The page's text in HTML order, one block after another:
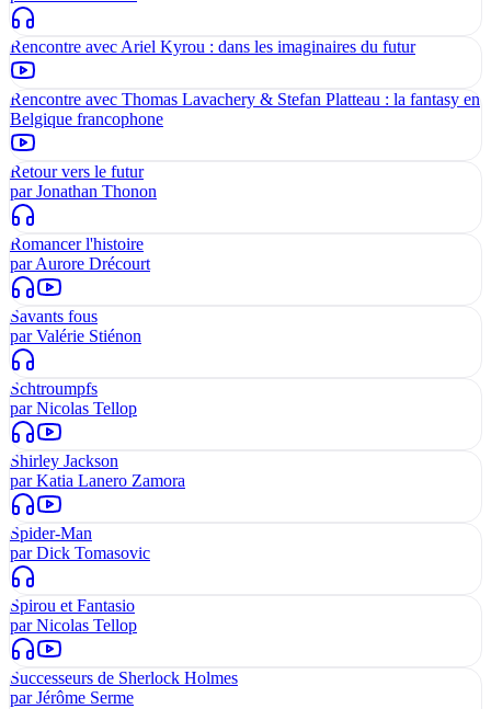
Rencontre avec Ariel Kyrou : dans les imaginaires du futur
Rencontre avec Thomas Lavachery & Stefan Platteau : la fantasy en
Belgique francophone
Retour vers le futur
parJonathan Thonon
Romancer l'histoire
parAurore Drécourt
Savants fous
parValérie Stiénon
Schtroumpfs
parNicolas Tellop
Shirley Jackson
parKatia Lanero Zamora
Spider-Man
parDick Tomasovic
Spirou et Fantasio
parNicolas Tellop
Successeurs de Sherlock Holmes
parJérôme Serme